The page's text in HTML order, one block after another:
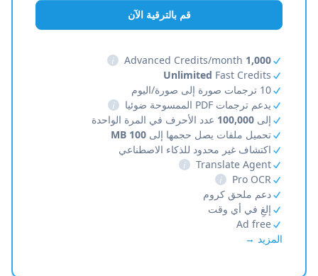
قم بالترقية الآن
1,000
i
Unlimited Fast Credits
10 ترجمات صورة إلى صورة/اليوم
يدعم ترجمات PDF الممسوحة ضوئيا
i
إلى 100,000 عدد الأحرف في المرة الواحدة
تحميل ملفات يصل حجمها إلى 100 MB
اكتشاف غير محدود للذكاء الاصطناعي
Translate Agent
i
Pro OCR
i
دعم ملحق كروم
إلغِ في أي وقت
Ad free
المزيد →